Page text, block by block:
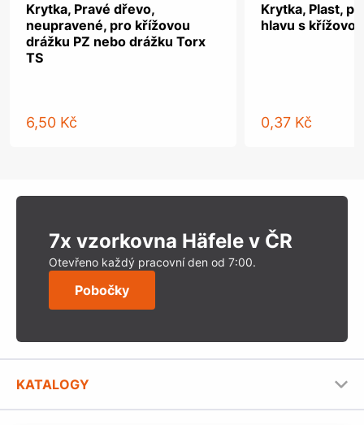
Krytka, Pravé dřevo,
neupravené, pro křížovou
drážku PZ nebo drážku Torx
TS
6,50 Kč
Krytka, Plast,
hlavu s
0,37 Kč
7x vzorkovna Häfele v ČR
Otevřeno každý pracovní den od 7:00.
Pobočky
KATALOGY